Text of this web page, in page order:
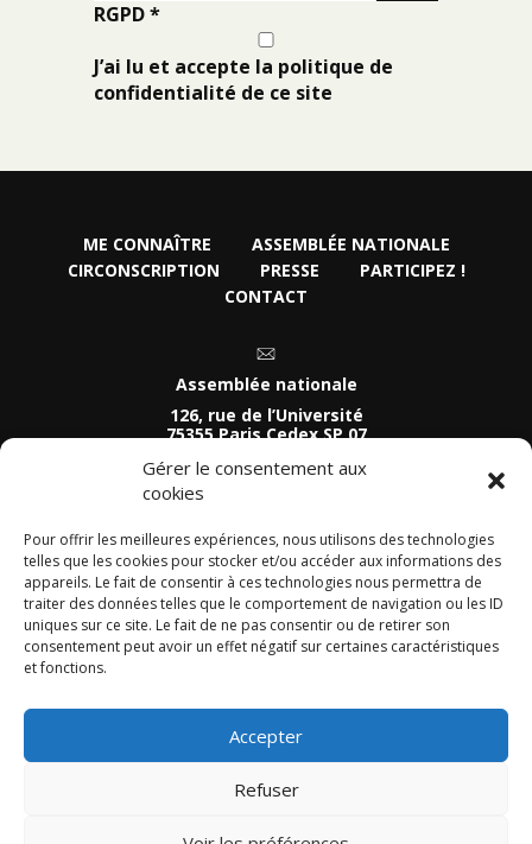
Gérer le consentement aux
cookies
Pour offrir les meilleures expériences, nous utilisons des technologies
telles que les cookies pour stocker et/ou accéder aux informations des
appareils. Le fait de consentir à ces technologies nous permettra de
traiter des données telles que le comportement de navigation ou les ID
uniques sur ce site. Le fait de ne pas consentir ou de retirer son
consentement peut avoir un effet négatif sur certaines caractéristiques
et fonctions.
Accepter
Refuser
RGPD*
J’ai lu et accepte la politique de
confidentialité de ce site
ME CONNAÎTRE
ASSEMBLÉE NATIONALE
CIRCONSCRIPTION
PRESSE
PARTICIPEZ !
CONTACT
Assemblée nationale
126, rue de l’Université
75355 Paris Cedex SP 07
01 40 63 74 81
Permanence parlementaire
54 Quai de Léon
29800 Landerneau
Tel :
02 29 63 92 41